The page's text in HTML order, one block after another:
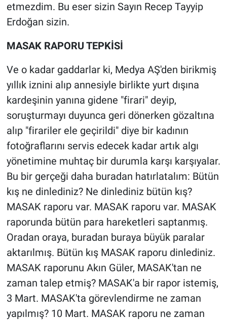
etmezdim. Bu eser sizin Sayın Recep Tayyip
Erdoğan sizin.
MASAK RAPORU TEPKİSİ
Ve o kadar gaddarlar ki, Medya AŞ'den birikmiş
yıllık iznini alıp annesiyle birlikte yurt dışına
kardeşinin yanına gidene "firari" deyip,
soruşturmayı duyunca geri dönerken gözaltına
alıp "firariler ele geçirildi" diye bir kadının
fotoğraflarını servis edecek kadar artık algı
yönetimine muhtaç bir durumla karşı karşıyalar.
Bu bir gerçeği daha buradan hatırlatalım: Bütün
kış ne dinlediniz? Ne dinlediniz bütün kış?
MASAK raporu var. MASAK raporu var. MASAK
raporunda bütün para hareketleri saptanmış.
Oradan oraya, buradan buraya büyük paralar
aktarılmış. Bütün kış MASAK raporu dinlediniz.
MASAK raporunu Akın Güler, MASAK'tan ne
zaman talep etmiş? MASAK'a bir rapor istemiş,
3 Mart. MASAK'ta görevlendirme ne zaman
yapılmış? 10 Mart. MASAK raporu ne zaman